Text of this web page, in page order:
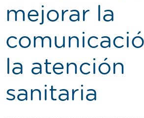
Buscador
Català
Traductor
Segueix-nos:
mejorar la
la atención
sanitaria